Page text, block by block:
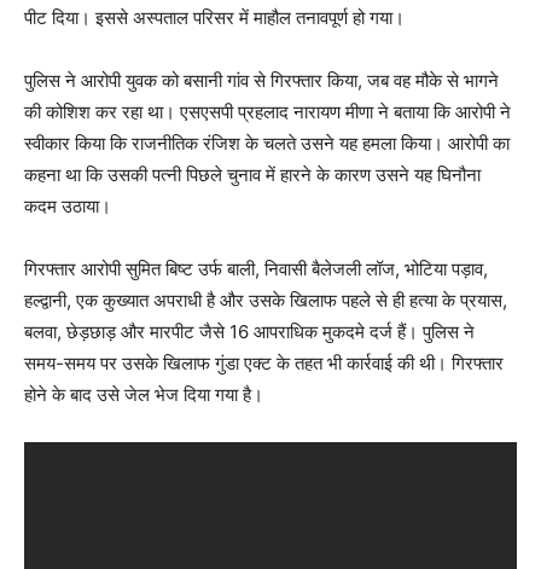
पीट दिया। इससे अस्पताल परिसर में माहौल तनावपूर्ण हो गया।
पुलिस ने आरोपी युवक को बसानी गांव से गिरफ्तार किया, जब वह मौके से भागने
की कोशिश कर रहा था। एसएसपी प्रहलाद नारायण मीणा ने बताया कि आरोपी ने
स्वीकार किया कि राजनीतिक रंजिश के चलते उसने यह हमला किया। आरोपी का
कहना था कि उसकी पत्नी पिछले चुनाव में हारने के कारण उसने यह घिनौना
कदम उठाया।
गिरफ्तार आरोपी सुमित बिष्ट उर्फ बाली, निवासी बैलेजली लॉज, भोटिया पड़ाव,
हल्द्वानी, एक कुख्यात अपराधी है और उसके खिलाफ पहले से ही हत्या के प्रयास,
बलवा, छेड़छाड़ और मारपीट जैसे 16 आपराधिक मुकदमे दर्ज हैं। पुलिस ने
समय-समय पर उसके खिलाफ गुंडा एक्ट के तहत भी कार्रवाई की थी। गिरफ्तार
होने के बाद उसे जेल भेज दिया गया है।